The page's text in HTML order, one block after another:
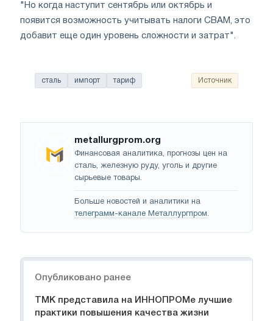
"Но когда наступит сентябрь или октябрь и
появится возможность учитывать налоги CBAM, это
добавит еще один уровень сложности и затрат".
сталь импорт тариф Источник
metallurgprom.org
Финансовая аналитика, прогнозы цен на
сталь, железную руду, уголь и другие
сырьевые товары.
Больше новостей и аналитики на
телеграмм-канале Металлургпром.
Опубликовано ранее
ТМК представила на ИННОПРОМе лучшие
практики повышения качества жизни